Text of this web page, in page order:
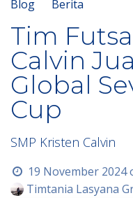
Blog
Berita
Tim
Calvin
Global
Cup
SMP Kristen Calvin
19 November 2024
Timtania Lasyana